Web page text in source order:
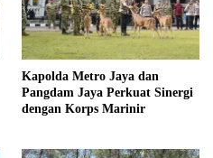
Kapolda Metro Jaya dan
Pangdam Jaya Perkuat Sinergi
dengan Korps Marinir